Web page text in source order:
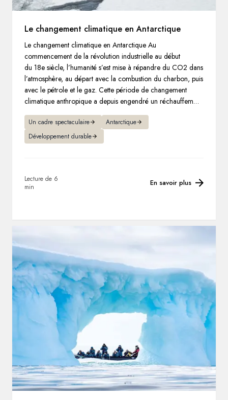
Le changement climatique en Antarctique
Le changement climatique en Antarctique Au
commencement de la révolution industrielle au début
du 18e siècle, l’humanité s’est mise à répandre du CO2 dans
l’atmosphère, au départ avec la combustion du charbon, puis
avec le pétrole et le gaz. Cette période de changement
climatique anthropique a depuis engendré un réchauffement
Un cadre spectaculaire
Antarctique
Développement durable
Lecture de 6
min
En savoir plus